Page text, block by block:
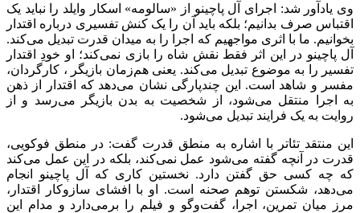
وی یادآور شد: اجرای آل پاچینو از «سالومه» اسکار وایلد را نباید یک
اقتباس صرف بدانیم؛ بلکه باید آن را یک کنش تفسیری درباره اقتدار
بخوانیم. ما با اثری مواجهیم که اجرا را به میدان قدرت تبدیل می‌کند.
آل پاچینو در این اثر فقط نقش شاه را بازی نمی‌کند؛ او خودِ اقتدار
تفسیر را به موضوع تبدیل می‌کند. یعنی هم‌زمان بازیگر ، کارگردان،
مفسر و شاهد است. این چندپارگی نشان می‌دهد که اقتدار از ذهن
به اجرا منتقل می‌شود، از شخصیت به بدن بازیگر می‌رسد و از
روایت به یک فرایند تبدیل می‌شود.
این منتقد تئاتر با اشاره به منطق قدرت گفت: در منطق فوکویی،
قدرت در آنچه گفته می‌شود عمل نمی‌کند، بلکه در این عمل می‌کند
که چه کسی حق گفتن دارد. نخستین کاری که آل پاچینو انجام
می‌دهد، شکستن توهم صحنه است. او با افشای سازوکار اقتدار،
مرز میان تمرین، اجرا، گفت‌وگو و فیلم را برمی‌دارد و مدام این